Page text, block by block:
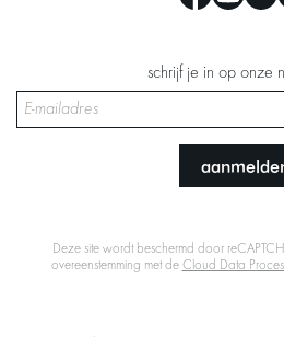
schrijf je in op onze
Deze site wordt beschermd door
overeenstemming met de Cloud Data